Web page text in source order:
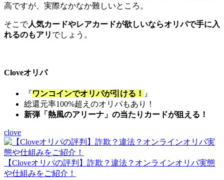
高ですが、実際なかなか難しいところ。
そこで人気カードやレアカードが欲しいならオリパで手に入
れるのもアリ でしょう。
Cloveオリパ
『 ワンコインでオリパが引ける！ 』
総還元率100%超えのオリパもあり！
新弾「熱風のアリーナ」の当たりカードが狙える！
clove
【Cloveオリパの評判】詐欺？違法？オンラインオリパ実態
や仕組みをご紹介！